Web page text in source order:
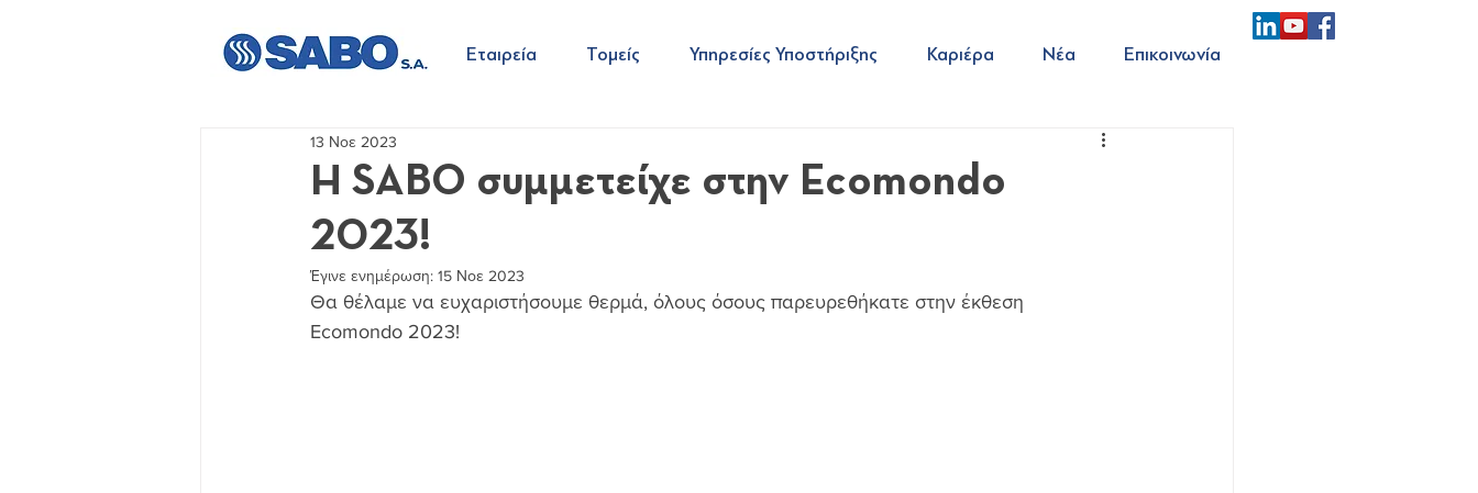
Εταιρεία Τομείς Υπηρεσίες Υποστήριξης Καριέρα Νέα Επικοινωνία
Η SABO συμμετείχε στην Ecomondo
2023!
13 Νοε 2023
Έγινε ενημέρωση: 15 Νοε 2023
Θα θέλαμε να ευχαριστήσουμε θερμά, όλους όσους παρευρεθήκατε στην έκθεση
Ecomondo 2023!